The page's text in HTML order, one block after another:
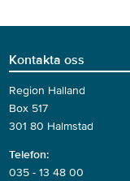
Kontakta oss
Region Halland
Box 517
301 80 Halmstad
Telefon:
035 - 13 48 00